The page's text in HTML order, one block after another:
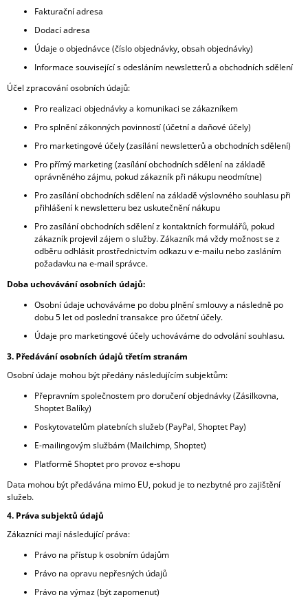
Fakturační adresa
Dodací adresa
Údaje o objednávce (číslo objednávky, obsah objednávky)
Informace související s odesláním newsletterů a obchodních sdělení
Účel zpracování osobních údajů:
Pro realizaci objednávky a komunikaci se zákazníkem
Pro splnění zákonných povinností (účetní a daňové účely)
Pro marketingové účely (zasílání newsletterů a obchodních sdělení)
Pro přímý marketing (zasílání obchodních sdělení na základě
oprávněného zájmu, pokud zákazník při nákupu neodmítne)
Pro zasílání obchodních sdělení na základě výslovného souhlasu při
přihlášení k newsletteru bez uskutečnění nákupu
Pro zasílání obchodních sdělení z kontaktních formulářů, pokud
zákazník projevil zájem o služby. Zákazník má vždy možnost se z
odběru odhlásit prostřednictvím odkazu v e-mailu nebo zasláním
požadavku na e-mail správce.
Doba uchovávání osobních údajů:
Osobní údaje uchováváme po dobu plnění smlouvy a následně po
dobu 5 let od poslední transakce pro účetní účely.
Údaje pro marketingové účely uchováváme do odvolání souhlasu.
3. Předávání osobních údajů třetím stranám
Osobní údaje mohou být předány následujícím subjektům:
Přepravním společnostem pro doručení objednávky (Zásilkovna,
Shoptet Balíky)
Poskytovatelům platebních služeb (PayPal, Shoptet Pay)
E-mailingovým službám (Mailchimp, Shoptet)
Platformě Shoptet pro provoz e-shopu
Data mohou být předávána mimo EU, pokud je to nezbytné pro zajištění
služeb.
4. Práva subjektů údajů
Zákazníci mají následující práva:
Právo na přístup k osobním údajům
Právo na opravu nepřesných údajů
Právo na výmaz (být zapomenut)